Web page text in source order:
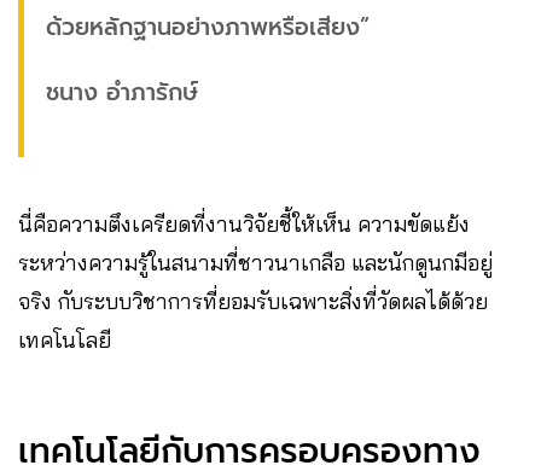
ด้วยหลักฐานอย่างภาพหรือเสียง”
ชนาง อำภารักษ์
นี่คือความตึงเครียดที่งานวิจัยชี้ให้เห็น ความขัดแย้ง
ระหว่างความรู้ในสนามที่ชาวนาเกลือ และนักดูนกมีอยู่
จริง กับระบบวิชาการที่ยอมรับเฉพาะสิ่งที่วัดผลได้ด้วย
เทคโนโลยี
เทคโนโลยีกับการครอบครองทาง